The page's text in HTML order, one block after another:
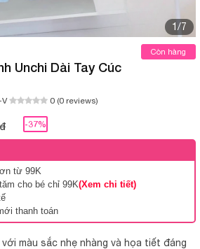
1/7
Unchi Dài Tay Cúc
Còn hàng
0 (0 reviews)
-37%
từ 99K
cho bé chỉ 99K(Xem chi tiết)
thanh toán
màu sắc nhẹ nhàng và họa tiết đáng